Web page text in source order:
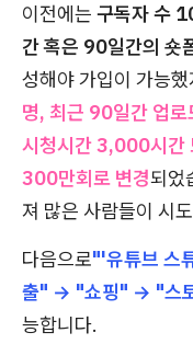
이전에는 구독자 수
간 혹은 90일간의 숏
성해야 가입이 가능
명, 최근 90일간 업
시청시간 3,000시간
300만회로 변경되었
져 많은 사람들이 시
다음으로"'유튜브 스
출" → "쇼핑" → "스
능합니다.